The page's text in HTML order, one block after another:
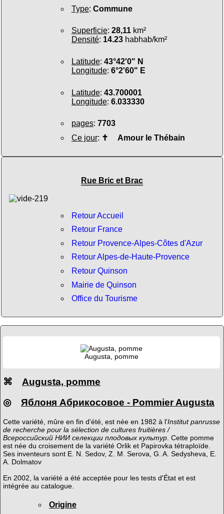
Type: Commune
Superficie: 28,11km²
Densité: 14.23habhab/km²
Latitude: 43°42'0" N
Longitude: 6°2'60" E
Latitude: 43.700001
Longitude: 6.033330
pages: 7703
Ce jour: ✝ Amour le Thébain
Rue Bric et Brac
Retour Accueil
Retour France
Retour Provence-Alpes-Côtes d'Azur
Retour Alpes-de-Haute-Provence
Retour Quinson
Mairie de Quinson
Office du Tourisme
Augusta, pomme
⌘ Augusta, pomme
◎ Яблоня Абрикосовое - Pommier Augusta
Cette variété, mûre en fin d'été, est née en 1982 à l'Institut panrusse
de recherche pour la sélection de cultures fruitières /
Всероссийский НИИ селекции плодовых культур . Cette pomme
est née du croisement de la variété Orlik et Papirovka tétraploïde.
Ses inventeurs sont E. N. Sedov, Z. M. Serova, G. A. Sedysheva, E.
A. Dolmatov
En 2002, la variété a été acceptée pour les tests d'État et est
intégrée au catalogue.
Origine